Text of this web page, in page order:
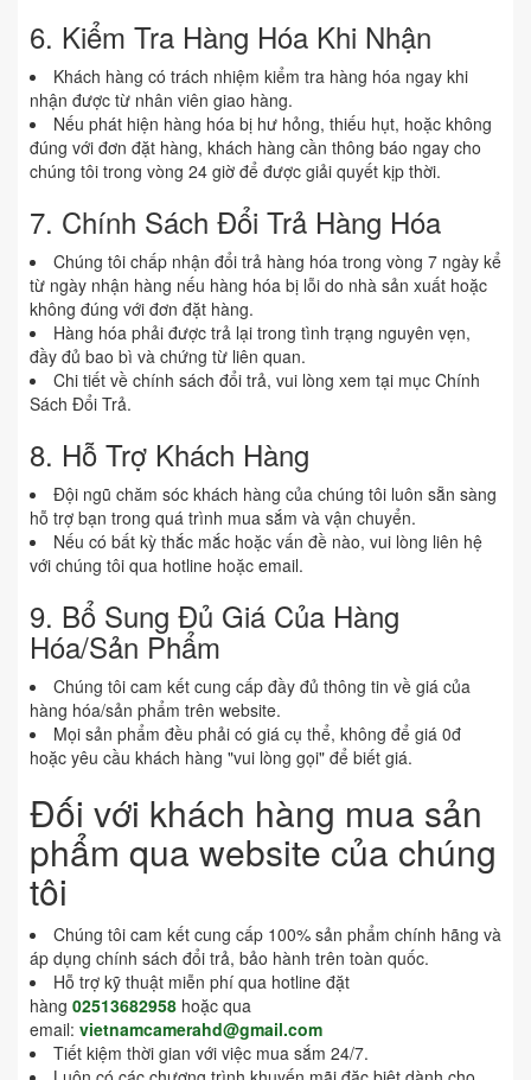
6. Kiểm Tra Hàng Hóa Khi Nhận
Khách hàng có trách nhiệm kiểm tra hàng hóa ngay khi
nhận được từ nhân viên giao hàng.
Nếu phát hiện hàng hóa bị hư hỏng, thiếu hụt, hoặc không
đúng với đơn đặt hàng, khách hàng cần thông báo ngay cho
chúng tôi trong vòng 24 giờ để được giải quyết kịp thời.
7. Chính Sách Đổi Trả Hàng Hóa
Chúng tôi chấp nhận đổi trả hàng hóa trong vòng 7 ngày kể
từ ngày nhận hàng nếu hàng hóa bị lỗi do nhà sản xuất hoặc
không đúng với đơn đặt hàng.
Hàng hóa phải được trả lại trong tình trạng nguyên vẹn,
đầy đủ bao bì và chứng từ liên quan.
Chi tiết về chính sách đổi trả, vui lòng xem tại mục Chính
Sách Đổi Trả.
8. Hỗ Trợ Khách Hàng
Đội ngũ chăm sóc khách hàng của chúng tôi luôn sẵn sàng
hỗ trợ bạn trong quá trình mua sắm và vận chuyển.
Nếu có bất kỳ thắc mắc hoặc vấn đề nào, vui lòng liên hệ
với chúng tôi qua hotline hoặc email.
9. Bổ Sung Đủ Giá Của Hàng
Hóa/Sản Phẩm
Chúng tôi cam kết cung cấp đầy đủ thông tin về giá của
hàng hóa/sản phẩm trên website.
Mọi sản phẩm đều phải có giá cụ thể, không để giá 0đ
hoặc yêu cầu khách hàng "vui lòng gọi" để biết giá.
Đối với khách hàng mua sản
phẩm qua website của chúng
tôi
Chúng tôi cam kết cung cấp 100% sản phẩm chính hãng và
áp dụng chính sách đổi trả, bảo hành trên toàn quốc.
Hỗ trợ kỹ thuật miễn phí qua hotline đặt
hàng 02513682958 hoặc qua
email: vietnamcamerahd@gmail.com
Tiết kiệm thời gian với việc mua sắm 24/7.